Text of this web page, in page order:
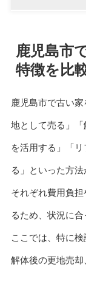
鹿児島市
特徴を比
鹿児島市で古い
地として売る」
を活用する」「
る」といった方法
それぞれ費用負
るため、状況に合
ここでは、特に
解体後の更地売却